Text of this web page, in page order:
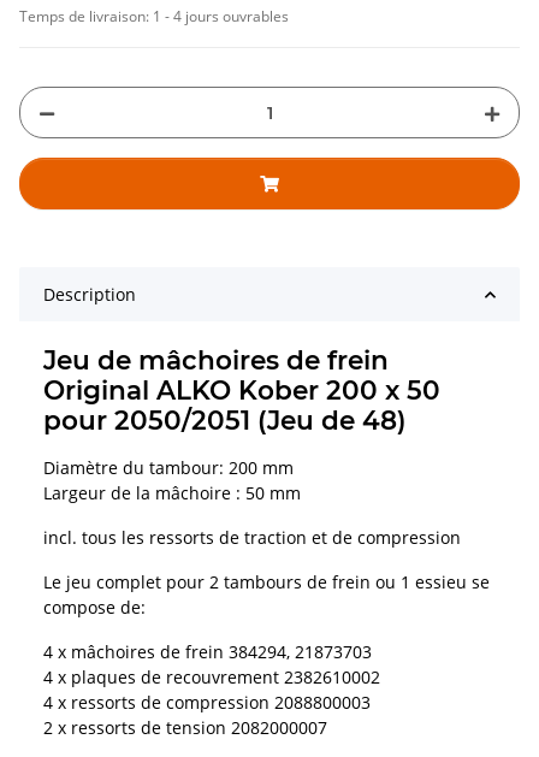
Temps de livraison: 1 - 4 jours ouvrables
Description
Jeu de mâchoires de frein
Original ALKO Kober 200 x 50
pour 2050/2051 (Jeu de 48)
Diamètre du tambour: 200 mm
Largeur de la mâchoire : 50 mm
incl. tous les ressorts de traction et de compression
Le jeu complet pour 2 tambours de frein ou 1 essieu se
compose de:
4 x mâchoires de frein 384294, 21873703
4 x plaques de recouvrement 2382610002
4 x ressorts de compression 2088800003
2 x ressorts de tension 2082000007